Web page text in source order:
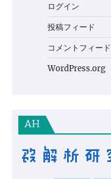
ログイン
投稿フィード
コメントフィード
WordPress.org
AH